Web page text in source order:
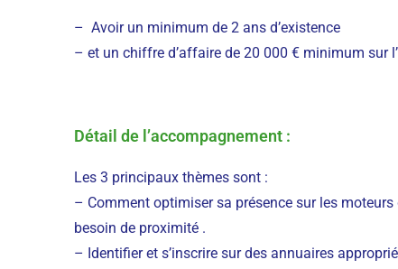
– Avoir un minimum de 2 ans d’existence
– et un chiffre d’affaire de 20 000 € minimum sur
Détail de l’accompagnement :
Les 3 principaux thèmes sont :
– Comment optimiser sa présence sur les
besoin de proximité .
– Identifier et s’inscrire sur des annuaires